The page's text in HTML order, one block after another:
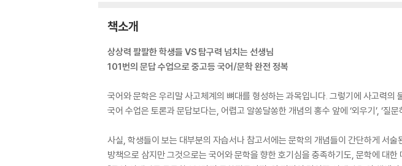
책소개
상상력 팔팔한 학생들 VS 탐구력 넘치는 선생님
101번의 문답 수업으로 중고등 국어/문학 완전 정복
국어와 문학은 우리말 사고체계의 뼈대를 형성하는 과목입니다. 그렇기에 사고력
국어 수업은 토론과 문답보다는, 어렵고 알쏭달쏭한 개념의 홍수 앞에 ‘외우기’, ‘질문
사실, 학생들이 보는 대부분의 자습서나 참고서에는 문학의 개념들이 간단하게 서
방책으로 삼지만 그것으로는 국어와 문학을 향한 호기심을 충족하기도, 문학에 대한